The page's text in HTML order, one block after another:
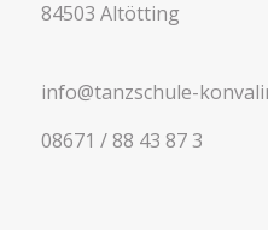
84503 Altötting
info@tanzschule-
08671 / 88 43 87 3